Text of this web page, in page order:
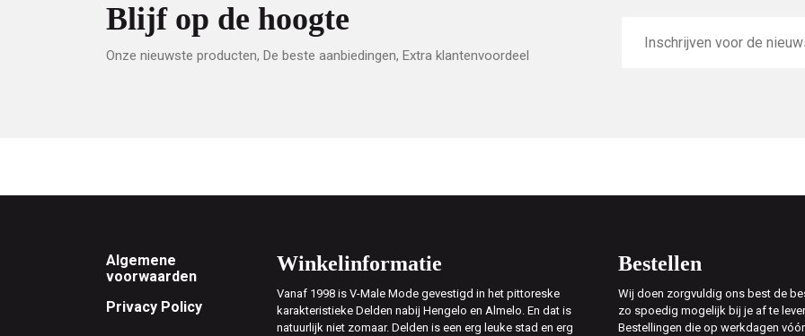
Blijf op de hoogte
Onze nieuwste producten, De beste aanbiedingen, Extra klantenvoordeel
mailadres
Footer
Algemene
voorwaarden
Privacy Policy
Winkelinformatie
Vanaf 1998 is V-Male Mode gevestigd in het pittoreske
karakteristieke Delden nabij Hengelo en Almelo. En dat is
natuurlijk niet zomaar. Delden is een erg leuke stad en erg
Bestellen
Wij doen zorgvuldig ons best de
zo spoedig mogelijk bij je af te
Bestellingen die op werkdagen